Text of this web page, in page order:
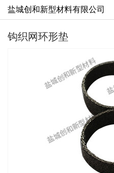
盐城创和新型材料有限公司
钩织网环形垫